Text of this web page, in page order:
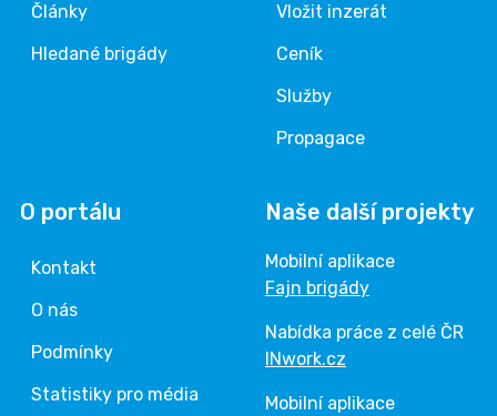
Články
Hledané brigády
Vložit inzerát
Ceník
Služby
Propagace
O portálu
Kontakt
O nás
Podmínky
Statistiky pro média
Naše další projekty
Mobilní aplikace
Fajn brigády
Nabídka práce z celé ČR
INwork.cz
Mobilní aplikace